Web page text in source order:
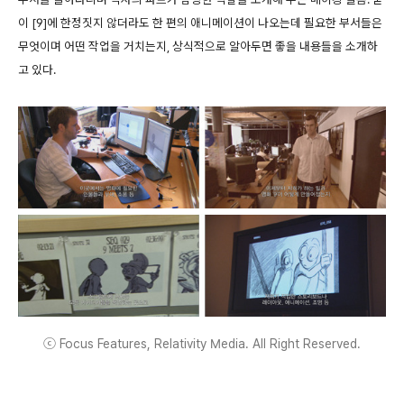
이 [9]에 한정짓지 않더라도 한 편의 애니메이션이 나오는데 필요한 부서들은
무엇이며 어떤 작업을 거치는지, 상식적으로 알아두면 좋을 내용들을 소개하
고 있다.
ⓒ Focus Features, Relativity Media. All Right Reserved.